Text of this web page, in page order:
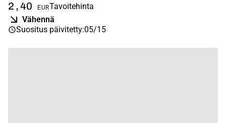
2,40 EURTavoitehinta
Vähennä
Suositus päivitetty:05/15